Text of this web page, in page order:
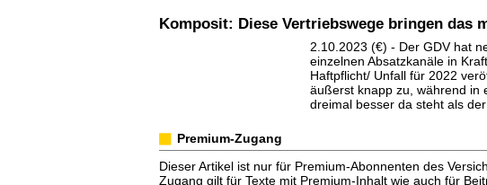
Komposit: Diese Vertriebswege bringen das
2.10.2023 (€) - Der GDV hat
einzelnen Absatzkanäle in
Haftpflicht/ Unfall für 2022
äußerst knapp zu, während in
dreimal besser da steht als
Premium-Zugang
Dieser Artikel ist nur für Premium-Abonnenten des
Zugang gilt für Texte mit Premium-Inhalt wie auch für